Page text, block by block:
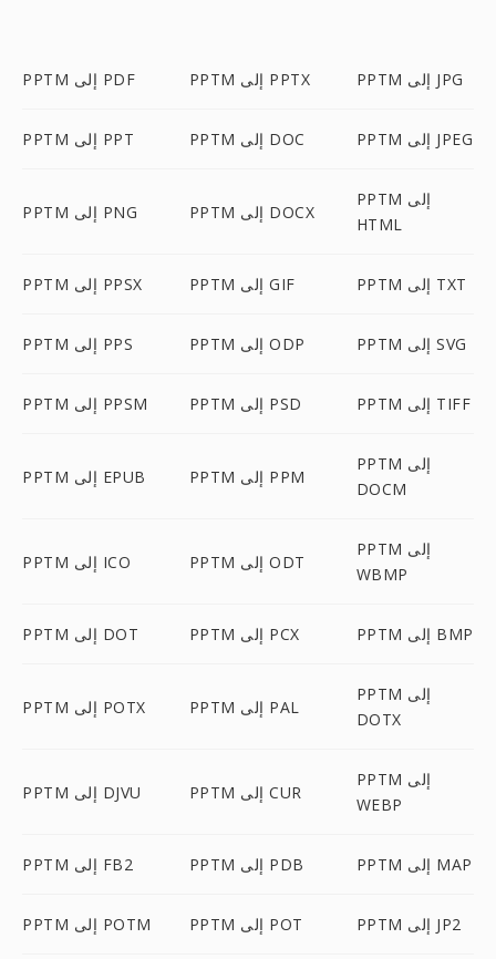
PPTM إلى PDF PPTM إلى PPTX PPTM إلى JPG
PPTM إلى PPT PPTM إلى DOC PPTM إلى JPEG
PPTM إلى PNG PPTM إلى DOCX
PPTM إلى
HTML
PPTM إلى PPSX PPTM إلى GIF PPTM إلى TXT
PPTM إلى PPS PPTM إلى ODP PPTM إلى SVG
PPTM إلى PPSM PPTM إلى PSD PPTM إلى TIFF
PPTM إلى EPUB PPTM إلى PPM
PPTM إلى
DOCM
PPTM إلى ICO PPTM إلى ODT
PPTM إلى
WBMP
PPTM إلى DOT PPTM إلى PCX PPTM إلى BMP
PPTM إلى POTX PPTM إلى PAL
PPTM إلى
DOTX
PPTM إلى DJVU PPTM إلى CUR
PPTM إلى
WEBP
PPTM إلى FB2 PPTM إلى PDB PPTM إلى MAP
PPTM إلى POTM PPTM إلى POT PPTM إلى JP2